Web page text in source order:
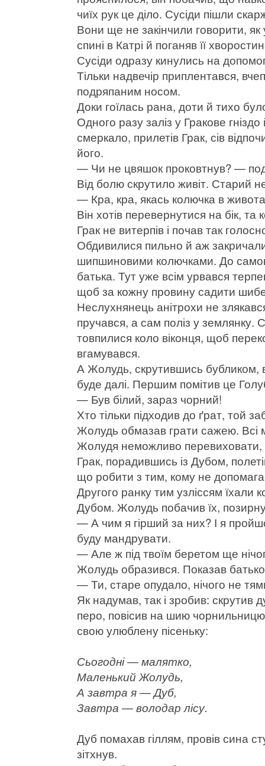
чиїх рук це діло. Сусіди пішли
Вони ще не закінчили говорити,
спині в Катрі й поганяв її
Сусіди одразу кинулись на
Тільки надвечір приплентався,
подряпаним носом.
Доки гоїлась рана, доти й тихо
Одного разу заліз у Гракове
смеркало, прилетів Грак, сів
його.
— Чи не цвяшок проковтнув? —
Від болю скрутило живіт. Старий
— Кра, кра, якась колючка в
Він хотів перевернутися на бік, та
Грак не витерпів і почав так
Обдивилися пильно й аж
шипшиновими колючками. До
батька. Тут уже всім урвався
щоб за кожну провину садити
Неслухнянець анітрохи не
пручався, а сам поліз у землянку.
товпилися коло віконця, щоб
вгамувався.
А Жолудь, скрутившись бубликом,
буде далі. Першим помітив це
— Був білий, зараз чорний!
Хто тільки підходив до ґрат, той
Жолудь обмазав грати сажею. Всі
Жолудя неможливо перевиховати,
Грак, порадившись із Дубом,
що робити з тим, кому не
Другого ранку тим узліссям їхали
Дубом. Жолудь побачив їх,
— А чим я гірший за них? І я
буду мандрувати.
— Але ж під твоїм беретом ще
Жолудь образився. Показав
— Ти, старе опудало, нічого не
Як надумав, так і зробив: скрутив
перо, повісив на шию
свою улюблену пісеньку:
Сьогодні — малятко,
Маленький Жолудь,
А завтра я — Дуб,
Завтра — володар лісу.
Дуб помахав гіллям, провів сина
зітхнув.